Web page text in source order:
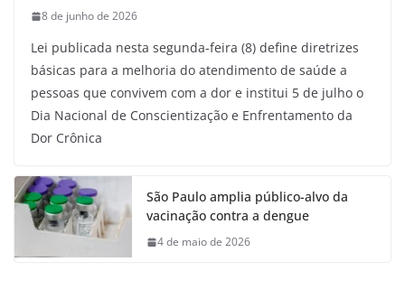
8 de junho de 2026
Lei publicada nesta segunda-feira (8) define diretrizes
básicas para a melhoria do atendimento de saúde a
pessoas que convivem com a dor e institui 5 de julho o
Dia Nacional de Conscientização e Enfrentamento da
Dor Crônica
São Paulo amplia público-alvo da
vacinação contra a dengue
4 de maio de 2026